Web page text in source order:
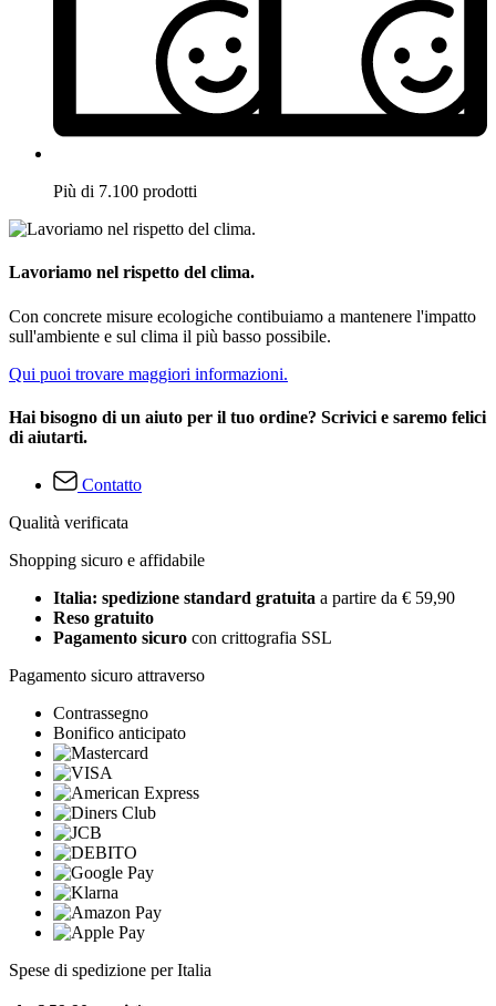
Più di 7.100 prodotti
Lavoriamo nel rispetto del clima.
Con concrete misure ecologiche contibuiamo a mantenere l'impatto
sull'ambiente e sul clima il più basso possibile.
Qui puoi trovare maggiori informazioni.
Hai bisogno di un aiuto per il tuo ordine? Scrivici e saremo felici
di aiutarti.
Contatto
Qualità verificata
Shopping sicuro e affidabile
Italia: spedizione standard gratuita a partire da € 59,90
Reso gratuito
Pagamento sicuro con crittografia SSL
Pagamento sicuro attraverso
Contrassegno
Bonifico anticipato
Spese di spedizione per Italia